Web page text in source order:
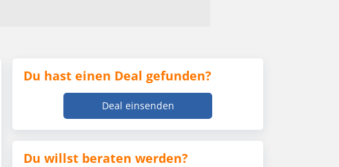
Du hast einen Deal gefunden?
Deal einsenden
Du willst beraten werden?